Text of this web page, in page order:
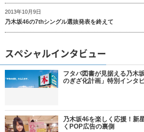
2013年10月9日
乃木坂46の7thシングル選抜発表を終えて
スペシャルインタビュー
フタバ図書が見据える乃木
のぎざ化計画」特別インタ
乃木坂46を楽しく応援！新
くPOP広告の裏側